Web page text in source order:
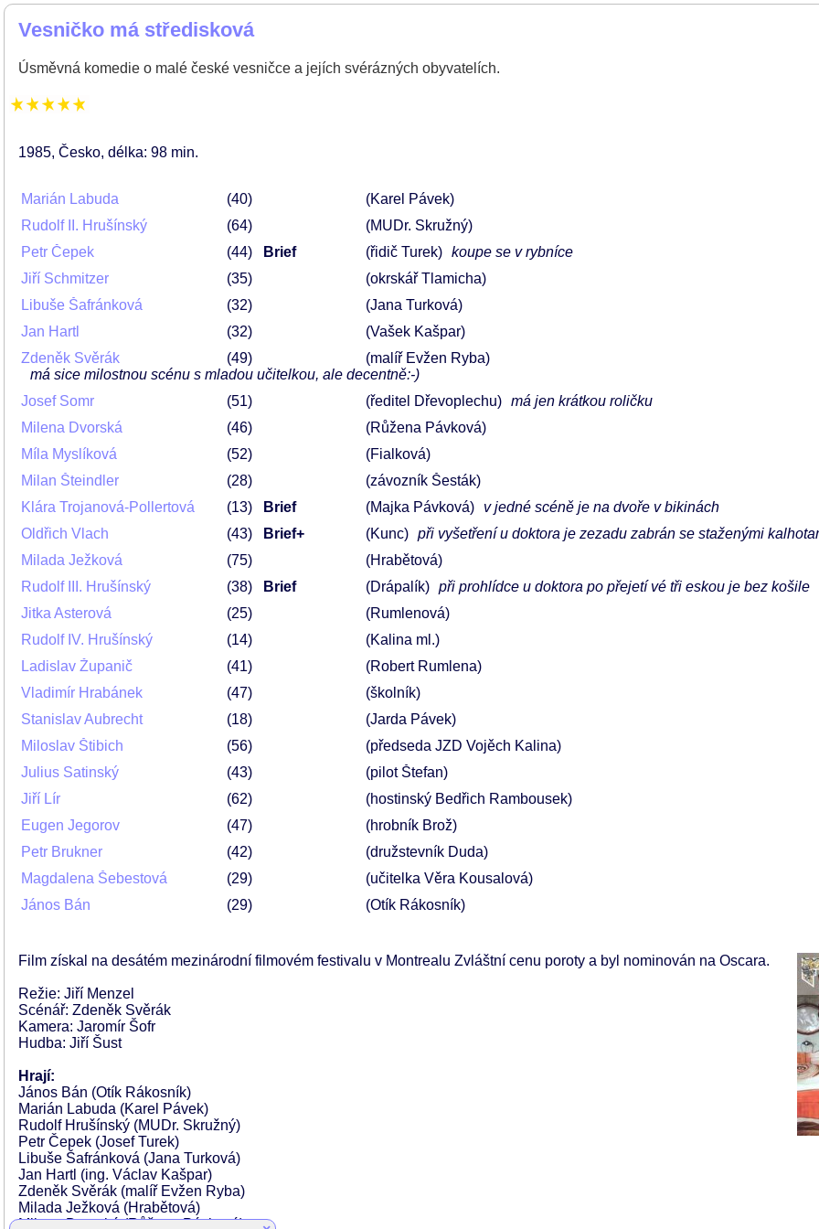
Vesničko má středisková
Úsměvná komedie o malé české vesničce a jejích svérázných obyvatelích.
1985 Česko délka: 98 min
Marián Labuda 40
(Karel Pávek)
Rudolf II. Hrušínský
64
(MUDr. Skružný)
Petr Čepek
44 Brief (řidič Turek) koupe se v rybníce
Jiří Schmitzer
35
(okrskář Tlamicha)
Libuše Šafránková
32
(Jana Turková)
Jan Hartl
32
(Vašek Kašpar)
Zdeněk Svěrák
49
(malíř Evžen Ryba)
má sice milostnou scénu s mladou učitelkou, ale decentně:-)
Josef Somr
51 (ředitel Dřevoplechu) má jen krátkou roličku
Milena Dvorská
46
(Růžena Pávková)
Míla Myslíková
52
(Fialková)
Milan Šteindler
28
(závozník Šesták)
Klára Trojanová-Pollertová
13 Brief (Majka Pávková)
v jedné scéně je na dvoře v bikinách
Oldřich Vlach
43 Brief+ (Kunc) při vyšetření u doktora je zezadu zabrán se staženými
Milada Ježková
75
(Hrabětová)
Rudolf III. Hrušínský
38 Brief (Drápalík) při prohlídce u doktora po přejetí vé tři eskou je bez košile
Jitka Asterová
25
(Rumlenová)
Rudolf IV. Hrušínský
14
(Kalina ml.)
Ladislav Županič
41
(Robert Rumlena)
Vladimír Hrabánek
47
(školník)
Stanislav Aubrecht
18
(Jarda Pávek)
Miloslav Štibich
56
(předseda JZD Vojěch Kalina)
Julius Satinský
43
(pilot Štefan)
Jiří Lír
62
(hostinský Bedřich Rambousek)
Eugen Jegorov
47
(hrobník Brož)
Petr Brukner
42
(družstevník Duda)
Magdalena Šebestová
29
(učitelka Věra Kousalová)
János Bán
29 (Otík Rákosník)
Film získal na desátém mezinárodní filmovém festivalu v Montrealu Zvláštní cenu poroty a byl nominován na Oscara.
Režie: Jiří Menzel
Scénář: Zdeněk Svěrák
Kamera: Jaromír Šofr
Hudba: Jiří Šust
Hrají:
János Bán (Otík Rákosník)
Marián Labuda (Karel Pávek)
Rudolf Hrušínský (MUDr. Skružný)
Petr Čepek (Josef Turek)
Libuše Šafránková (Jana Turková)
Jan Hartl (ing. Václav Kašpar)
Zdeněk Svěrák (malíř Evžen Ryba)
Milada Ježková (Hrabětová)
Milena Dvorská (Růžena Pávková)